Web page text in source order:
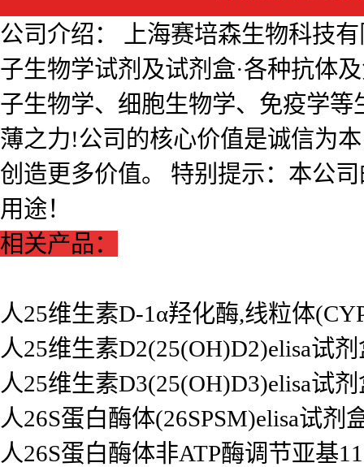
公司介绍： 上海赛培森生物科技有
子生物学试剂及试剂盒·各种抗体
子生物学、细胞生物学、免疫学
薄之力!公司的核心价值是诚信为
创造更多价值。 特别提示：本公
用途！
相关产品：
人25维生素D-1α羟化酶,线粒体
人25维生素D2(25(OH)D2)elisa试
人25维生素D3(25(OH)D3)elisa试
人26S蛋白酶体(26SPSM)elisa试剂
人26S蛋白酶体非ATP酶调节亚基